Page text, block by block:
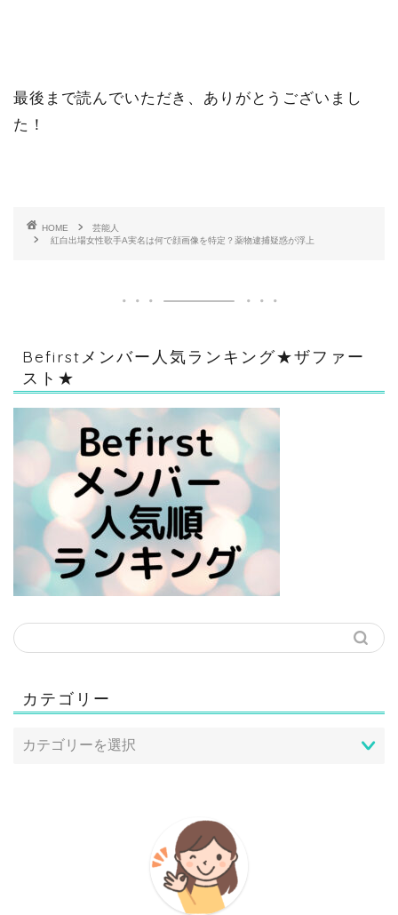
最後まで読んでいただき、ありがとうございまし
た！
HOME
芸能人
紅白出場女性歌手A実名は何で顔画像を特定？薬物逮捕疑惑が浮上
Befirstメンバー人気ランキング★ザファー
スト★
カテゴリー